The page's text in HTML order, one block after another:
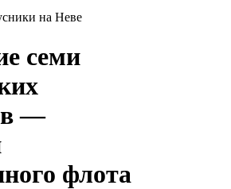
на Неве
семи
—
флота